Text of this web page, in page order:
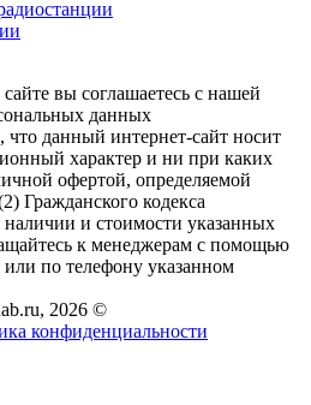
вы соглашаетесь с нашей
данных
данный интернет-сайт носит
характер и ни при каких
офертой, определяемой
Гражданского кодекса
и стоимости указанных
к менеджерам с помощью
по телефону указанном
2026 ©
конфиденциальности